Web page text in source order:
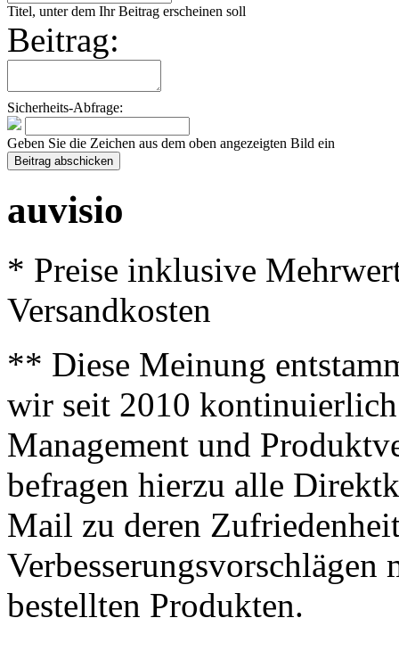
Titel, unter dem Ihr Beitrag erscheinen soll
Beitrag:
Sicherheits-Abfrage:
Geben Sie die Zeichen aus dem oben angezeigten Bild ein
auvisio
* Preise inklusive
Versandkosten
** Diese Meinung
wir seit 2010
Management und
befragen hierzu alle
Mail zu deren
bestellten Produkten.